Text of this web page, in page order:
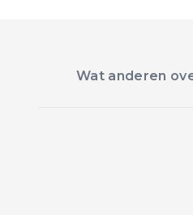
Wat anderen